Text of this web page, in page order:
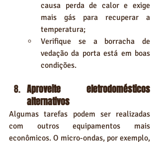
causa perda de calor e exige
mais gás para recuperar a
temperatura;
Verifique se a borracha de
vedação da porta está em boas
condições.
Aproveite eletrodomésticos
alternativos
Algumas tarefas podem ser realizadas
com outros equipamentos mais
econômicos. O micro-ondas, por exemplo,